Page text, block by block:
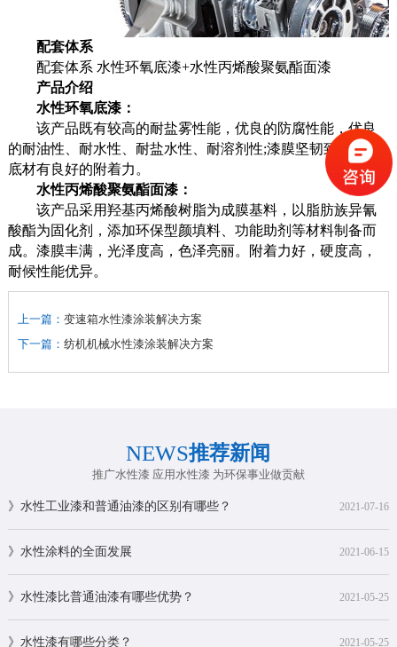
配套体系
配套体系 水性环氧底漆+水性丙烯酸聚氨酯面漆
产品介绍
水性环氧底漆：
该产品既有较高的耐盐雾性能，优良的防腐性能，优良
的耐油性、耐水性、耐盐水性、耐溶剂性;漆膜坚韧致密，与
底材有良好的附着力。
水性丙烯酸聚氨酯面漆：
该产品采用羟基丙烯酸树脂为成膜基料，以脂肪族异氰
酸酯为固化剂，添加环保型颜填料、功能助剂等材料制备而
成。漆膜丰满，光泽度高，色泽亮丽。附着力好，硬度高，
耐候性能优异。
上一篇： 变速箱水性漆涂装解决方案
下一篇： 纺机机械水性漆涂装解决方案
NEWS推荐新闻
推广水性漆 应用水性漆 为环保事业做贡献
》水性工业漆和普通油漆的区别有哪些？ 2021-07-16
》水性涂料的全面发展 2021-06-15
》水性漆比普通油漆有哪些优势？ 2021-05-25
》水性漆有哪些分类？ 2021-05-25